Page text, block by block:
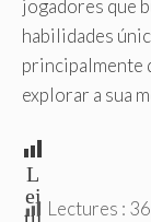
jogadores que
habilidades
principalmente
explorar a sua
L
ei
tu Lectures : 36